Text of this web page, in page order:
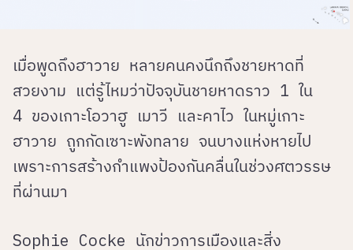
เมื่อพูดถึงฮาวาย หลายคนคงนึกถึงชายหาดที่
สวยงาม แต่รู้ไหมว่าปัจจุบันชายหาดราว 1 ใน
4 ของเกาะโอวาฮู เมาวี และคาไว ในหมู่เกาะ
ฮาวาย ถูกกัดเซาะพังทลาย จนบางแห่งหายไป
เพราะการสร้างกำแพงป้องกันคลื่นในช่วงศตวรรษ
ที่ผ่านมา
Sophie Cocke นักข่าวการเมืองและสิ่ง